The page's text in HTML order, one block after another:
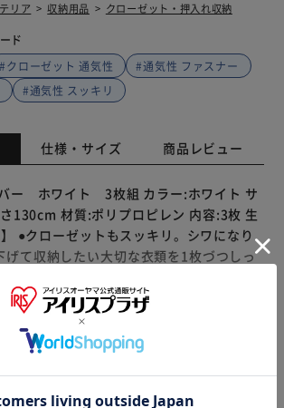
リア 収納用品 クローゼット・押入れ収納
ド
#クローゼット 通気性
#通気性 ファスナー
#通気性 スッキリ
仕様・サイズ 商品レビュー
ー ホワイト 3枚組 カラー:ホワイト サ
130cm 材質:ポリプロピレン 内容:3枚 生
●クローゼットもスッキリ。シワになり
げて収納したい大切な衣類を1枚づつしっ
で下から舞い上がるホコリやダニもしっか
。 ●通気性がよく湿気やニオイがこもりに
素材である、不織布製の洋服カバー。 ●大
出し入れができます。 ●スーツのジャケッ
、ワンピース、ドレス、礼服、喪服、冠婚
もっと見る
様を変更する場合がございます。あらか
。